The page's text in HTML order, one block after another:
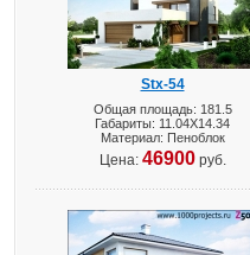
Stx-54
Общая площадь: 181.5
Габариты: 11.04X14.34
Материал: Пеноблок
Цена: 46900руб.